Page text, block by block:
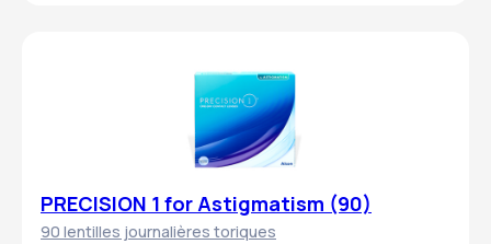
PRECISION 1 for Astigmatism (90)
90 lentilles journalières toriques